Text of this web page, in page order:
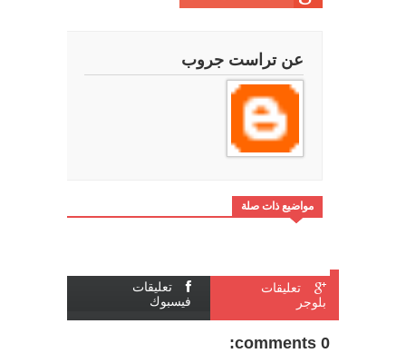
عن تراست جروب
مواضيع ذات صلة
تعليقات
بلوجر
تعليقات
فيسبوك
0 comments: